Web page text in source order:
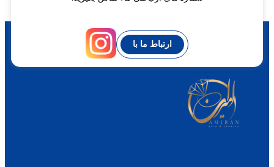
ارتباط ما با